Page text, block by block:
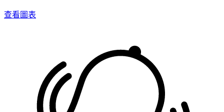
查看圖表